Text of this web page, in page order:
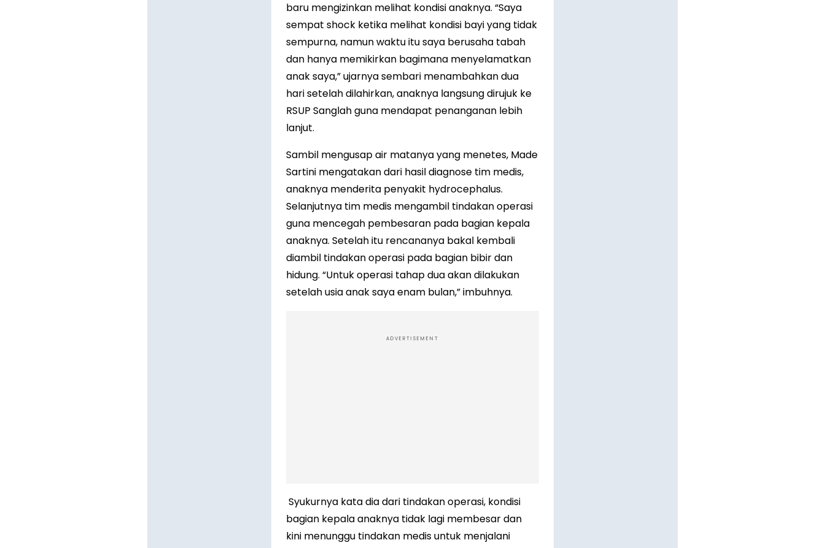
baru mengizinkan melihat kondisi anaknya. “Saya
sempat shock ketika melihat kondisi bayi yang tidak
sempurna, namun waktu itu saya berusaha tabah
dan hanya memikirkan bagimana menyelamatkan
anak saya,” ujarnya sembari menambahkan dua
hari setelah dilahirkan, anaknya langsung dirujuk ke
RSUP Sanglah guna mendapat penanganan lebih
lanjut.
Sambil mengusap air matanya yang menetes, Made
Sartini mengatakan dari hasil diagnose tim medis,
anaknya menderita penyakit hydrocephalus.
Selanjutnya tim medis mengambil tindakan operasi
guna mencegah pembesaran pada bagian kepala
anaknya. Setelah itu rencananya bakal kembali
diambil tindakan operasi pada bagian bibir dan
hidung. “Untuk operasi tahap dua akan dilakukan
setelah usia anak saya enam bulan,” imbuhnya.
ADVERTISEMENT
Syukurnya kata dia dari tindakan operasi, kondisi
bagian kepala anaknya tidak lagi membesar dan
kini menunggu tindakan medis untuk menjalani